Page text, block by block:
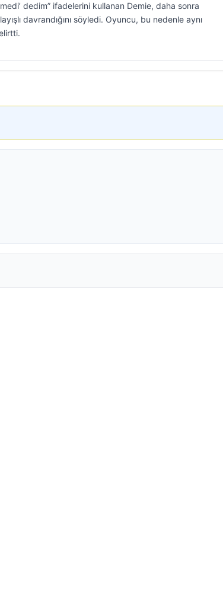
dedim” ifadelerini kullanan Demie, daha sonra
davrandığını söyledi. Oyuncu, bu nedenle aynı